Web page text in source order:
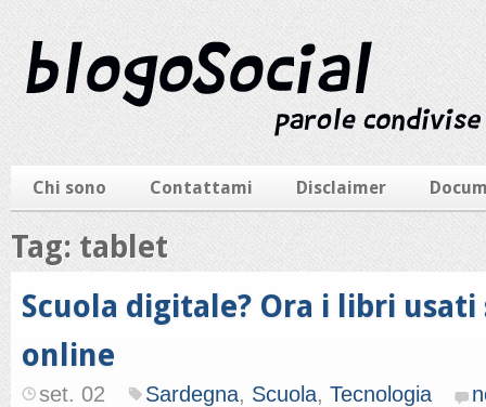
Chi sono Contattami Disclaimer
Tag: tablet
Scuola digitale? Ora i libri usati
online
set. 02 Sardegna, Scuola, Tecnologia